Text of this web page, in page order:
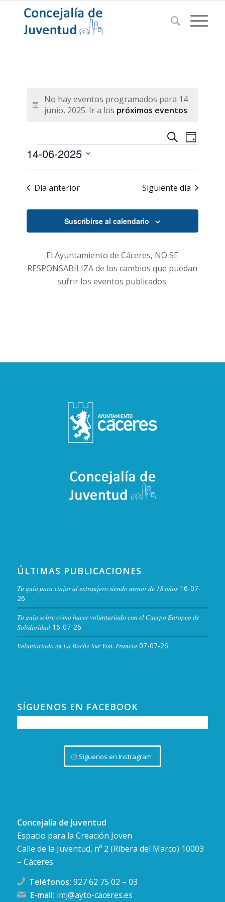
Aviso
No hay eventos programados para 14
junio, 2025. Ir a los próximos eventos.
y
vistas
de
Eventos
Buscar
de
de
Día
Eventos
14-06-2025
Seleccionar
Día anterior Siguiente día
Suscribirse al calendario
El Ayuntamiento de Cáceres, NO SE
RESPONSABILIZA de los cambios que puedan
sufrir los eventos publicados.
ÚLTIMAS PUBLICACIONES
Tu guía para viajar al extranjero siendo menor de 18 años 16-07-
26
Tu guía sobre cómo hacer voluntariado con el Cuerpo Europeo de
Solidaridad 16-07-26
Voluntariado en La Roche Sur Yon. Francia 07-07-26
SÍGUENOS EN FACEBOOK
Siguenos en Instragram
Concejalía de Juventud
Espacio para la Creación Joven
Calle de la Juventud, nº 2 (Ribera del Marco) 10003
– Cáceres
Teléfonos: 927 62 75 02 – 03
E-mail: imj@ayto-caceres.es